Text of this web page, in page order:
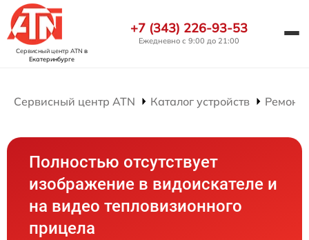
Сервисный центр ATN в
Екатеринбурге
+7 (343) 226-93-53
Ежедневно с 9:00 до 21:00
Сервисный центр ATN Каталог устройств Ремонт
Полностью отсутствует
изображение в видоискателе и
на видео тепловизионного
прицела